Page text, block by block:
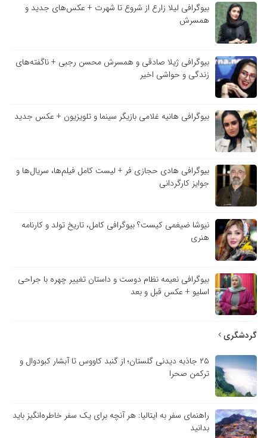
بیوگرافی لیلا زارع از شروع تا شهرت + عکس‌های جدید و
همسرش
بیوگرافی ژیلا صادقی و همسرش محسن رجبی + ناگفته‌های
زندگی و حواشی اخیر
بیوگرافی هانیه غلامی بازیگر سینما و تلویزیون + عکس جدید
بیوگرافی هادی حجازی فر + لیست کامل فیلم‌ها، سریال‌ها و
جوایز کارگردانی
نیوشا ضیغمی کیست؟ بیوگرافی کامل، تاریخ تولد و کارنامه
هنری
بیوگرافی نعیمه نظام دوست و داستان تغییر چهره با جراحی
اسلیو + عکس قبل و بعد
گردشگری
۲۵ جاذبه دیدنی گلستان؛ از گنبد کاووس تا آبشار کبودوال و
ترکمن صحرا
راهنمای سفر به ایتالیا: هر آنچه برای یک سفر خاطره‌انگیز باید
بدانید